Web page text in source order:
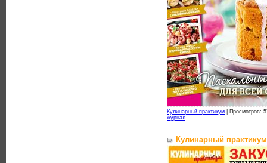
Кулинарный практикум
Просмотров:
журнал
Кулинарный